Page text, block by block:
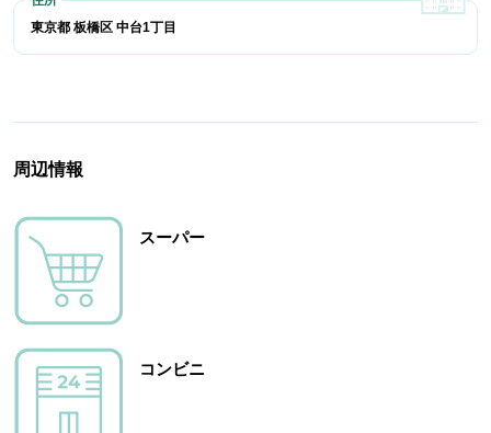
東京都 板橋区 中台1丁目
周辺情報
スーパー
コンビニ